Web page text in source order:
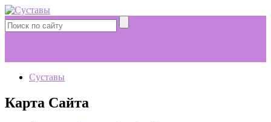
Суставы
Карта Сайта